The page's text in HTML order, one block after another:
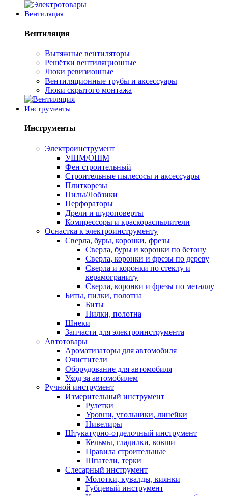
Вентиляция
Вентиляция
Вытяжные вентиляторы
Решётки вентиляционные
Люки ревизионные
Вентиляционные трубы и аксессуары
Люки скрытого монтажа
Инструменты
Инструменты
Электроинструмент
УШМ/ОШМ
Фен строительный
Строительные пылесосы и аксессуары
Плиткорезы
Пилы/Лобзики
Перфораторы
Дрели и шуроповерты
Компрессоры и краскораспылители
Оснастка к электроинструменту
Сверла, буры, коронки, фрезы
Сверла, буры и коронки по бетону
Сверла, коронки и фрезы по дереву
Сверла и коронки по стеклу и
керамограниту
Сверла, коронки и фрезы по металлу
Биты, пилки, полотна
Биты
Пилки, полотна
Шнеки
Запчасти для электроинструмента
Автотовары
Ароматизаторы для автомобиля
Очистители
Оборудование для автомобиля
Уход за автомобилем
Ручной инструмент
Измерительный инструмент
Рулетки
Уровни, угольники, линейки
Нивелиры
Штукатурно-отделочный инструмент
Кельмы, гладилки, ковши
Правила строительные
Шпатели, терки
Слесарный инструмент
Молотки, кувалды, киянки
Губцевый инструмент